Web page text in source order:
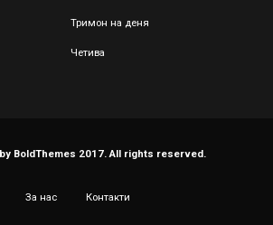
Тримон на деня
Четива
BoldThemes 2017. All rights reserved.
За нас Контакти